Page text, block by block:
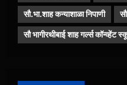
सौ.भा.शाह कन्याशाळा निपाणी
सौ भागीरथीबाई शाह गर्ल्स कॉन्व्हेंट